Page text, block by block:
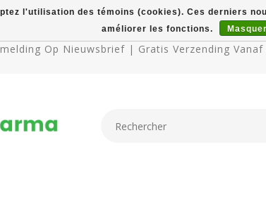
Op Nieuwsbrief | Gratis Verzending
l'utilisation des témoins (cookies). Ces derniers
améliorer les fonctions.